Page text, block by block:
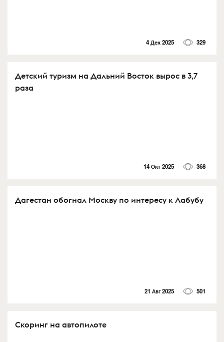
4 Дек 2025 329
Детский туризм на Дальний Восток вырос в 3,7
раза
14 Окт 2025 368
Дагестан обогнал Москву по интересу к Лабубу
21 Авг 2025 501
Скоринг на автопилоте